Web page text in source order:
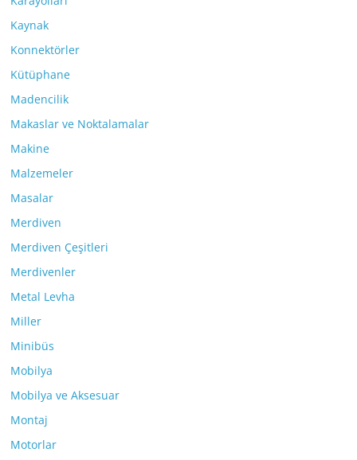
Kaynak
Konnektörler
Kütüphane
Madencilik
Makaslar ve Noktalamalar
Makine
Malzemeler
Masalar
Merdiven
Merdiven Çeşitleri
Merdivenler
Metal Levha
Miller
Minibüs
Mobilya
Mobilya ve Aksesuar
Montaj
Motorlar